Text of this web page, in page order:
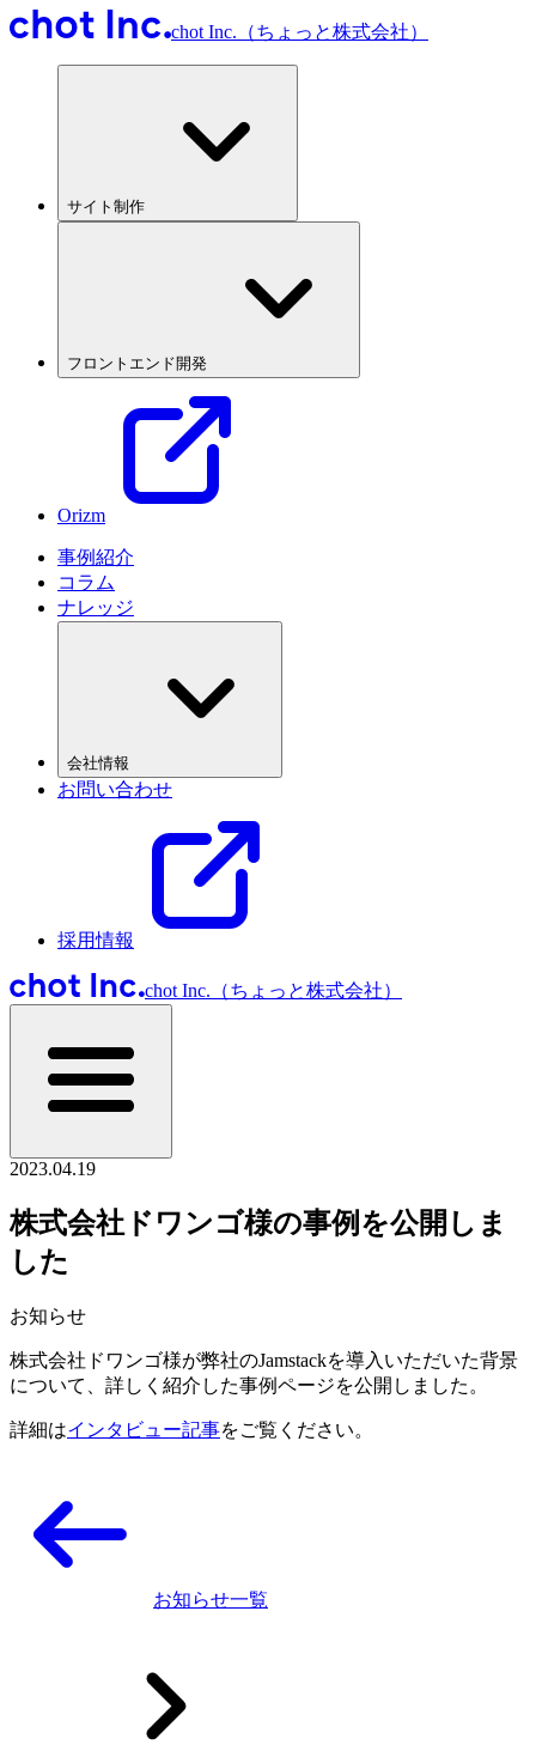
chot Inc.（ちょっと株式会社）
サイト制作
フロントエンド開発
Orizm
事例紹介
コラム
ナレッジ
会社情報
お問い合わせ
採用情報
chot Inc.（ちょっと株式会社）
2023.04.19
株式会社ドワンゴ様の事例を公開しま
した
お知らせ
株式会社ドワンゴ様が弊社のJamstackを導入いただいた背景
について、詳しく紹介した事例ページを公開しました。
詳細はインタビュー記事をご覧ください。
お知らせ一覧